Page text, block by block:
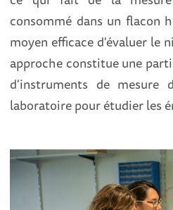
consommé dans un flacon
moyen efficace d'évaluer le
approche constitue une
d'instruments de mesure
laboratoire pour étudier les